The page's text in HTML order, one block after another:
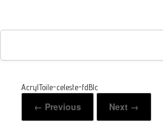
AcrylToile-celeste-fdBlc
← Previous Next →